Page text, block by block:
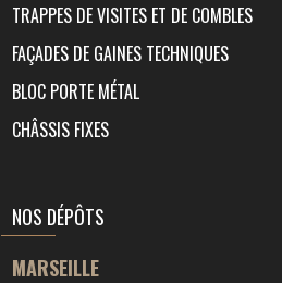
TRAPPES DE VISITES ET DE COMBLES
FAÇADES DE GAINES TECHNIQUES
BLOC PORTE MÉTAL
CHÂSSIS FIXES
NOS DÉPÔTS
MARSEILLE